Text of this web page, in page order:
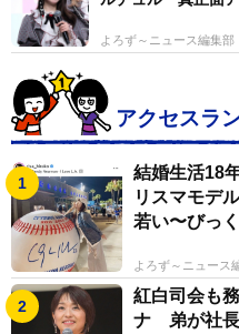
よろず～ニュース編集部
アクセスラ
結婚生活18
リスマモデ
若い〜びっく
よろず～ニュース
紅白司会も
ナ 弟が社